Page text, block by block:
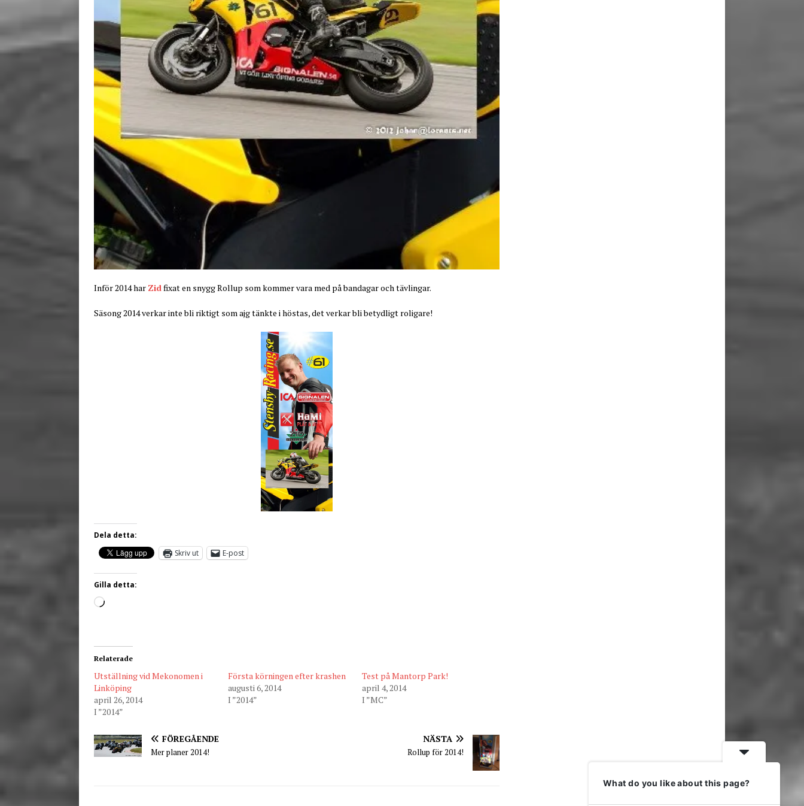
Inför 2014 har Zidfixat en snygg Rollup som kommer vara med på bandagar och tävlingar.
Säsong 2014 verkar inte bli riktigt som ajg tänkte i höstas, det verkar bli betydligt roligare!
Dela detta:
Skriv ut
E-post
Gilla detta:
Relaterade
Utställning vid Mekonomen i
Linköping
april 26, 2014
I ”2014”
Första körningen efter krashen
augusti 6, 2014
I ”2014”
Test på Mantorp Park!
april 4, 2014
I ”MC”
FÖREGÅENDE
Mer planer 2014!
NÄSTA
Rollup för 2014!
What do you like about this page?